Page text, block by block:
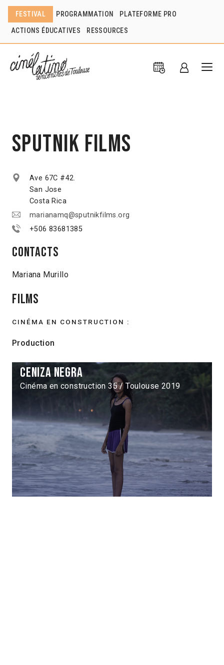
FESTIVAL PROGRAMMATION PLATEFORME PRO
ACTIONS ÉDUCATIVES RESSOURCES
Sputnik Films
Ave 67C #42.
San Jose
Costa Rica
marianamq@sputnikfilms.org
+506 83681385
Contacts
Mariana Murillo
Films
CINÉMA EN CONSTRUCTION :
Production
Ceniza negra
Cinéma en construction 35 / Toulouse 2019